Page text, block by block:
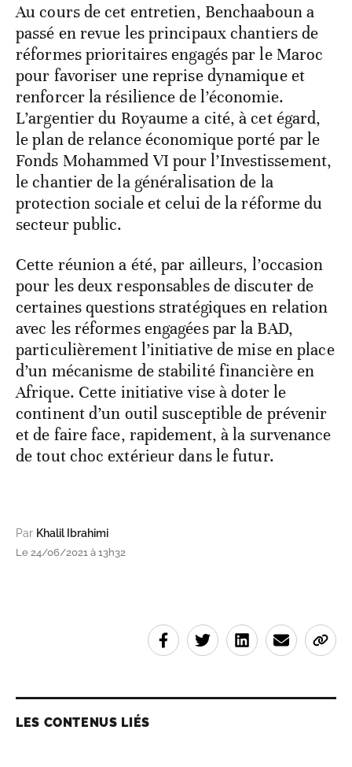
Au cours de cet entretien, Benchaaboun a
passé en revue les principaux chantiers de
réformes prioritaires engagés par le Maroc
pour favoriser une reprise dynamique et
renforcer la résilience de l’économie.
L’argentier du Royaume a cité, à cet égard,
le plan de relance économique porté par le
Fonds Mohammed VI pour l’Investissement,
le chantier de la généralisation de la
protection sociale et celui de la réforme du
secteur public.
Cette réunion a été, par ailleurs, l’occasion
pour les deux responsables de discuter de
certaines questions stratégiques en relation
avec les réformes engagées par la BAD,
particulièrement l’initiative de mise en place
d’un mécanisme de stabilité financière en
Afrique. Cette initiative vise à doter le
continent d’un outil susceptible de prévenir
et de faire face, rapidement, à la survenance
de tout choc extérieur dans le futur.
Par Khalil Ibrahimi
Le 24/06/2021 à 13h32
LES CONTENUS LIÉS